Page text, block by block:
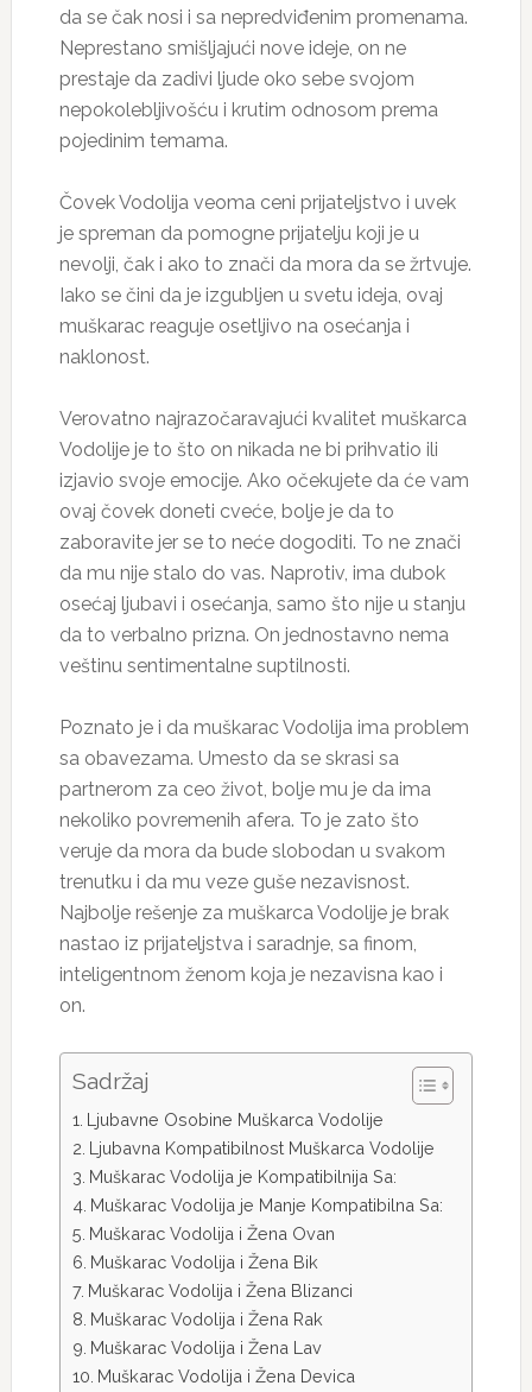
da se čak nosi i sa nepredviđenim promenama.
Neprestano smišljajući nove ideje, on ne
prestaje da zadivi ljude oko sebe svojom
nepokolebljivošću i krutim odnosom prema
pojedinim temama.
Čovek Vodolija veoma ceni prijateljstvo i uvek
je spreman da pomogne prijatelju koji je u
nevolji, čak i ako to znači da mora da se žrtvuje.
Iako se čini da je izgubljen u svetu ideja, ovaj
muškarac reaguje osetljivo na osećanja i
naklonost.
Verovatno najrazočaravajući kvalitet muškarca
Vodolije je to što on nikada ne bi prihvatio ili
izjavio svoje emocije. Ako očekujete da će vam
ovaj čovek doneti cveće, bolje je da to
zaboravite jer se to neće dogoditi. To ne znači
da mu nije stalo do vas. Naprotiv, ima dubok
osećaj ljubavi i osećanja, samo što nije u stanju
da to verbalno prizna. On jednostavno nema
veštinu sentimentalne suptilnosti.
Poznato je i da muškarac Vodolija ima problem
sa obavezama. Umesto da se skrasi sa
partnerom za ceo život, bolje mu je da ima
nekoliko povremenih afera. To je zato što
veruje da mora da bude slobodan u svakom
trenutku i da mu veze guše nezavisnost.
Najbolje rešenje za muškarca Vodolije je brak
nastao iz prijateljstva i saradnje, sa finom,
inteligentnom ženom koja je nezavisna kao i
on.
Sadržaj
Ljubavne Osobine Muškarca Vodolije
Ljubavna Kompatibilnost Muškarca Vodolije
Muškarac Vodolija je Kompatibilnija Sa:
Muškarac Vodolija je Manje Kompatibilna Sa:
Muškarac Vodolija i Žena Ovan
Muškarac Vodolija i Žena Bik
Muškarac Vodolija i Žena Blizanci
Muškarac Vodolija i Žena Rak
Muškarac Vodolija i Žena Lav
Muškarac Vodolija i Žena Devica